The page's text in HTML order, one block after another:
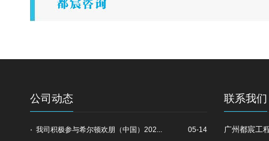
公司动态
我司积极参与希尔顿欢朋（中国）202...
05-14
联系我们
广州都宸工